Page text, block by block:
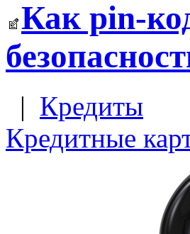
Как pin-
| Кредиты
Кредитные